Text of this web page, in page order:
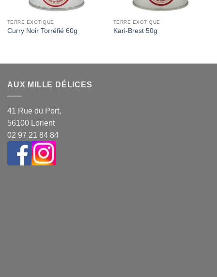
TERRE EXOTIQUE
Curry Noir Torréfié 60g
TERRE EXOTIQUE
Kari-Brest 50g
AUX MILLE DÉLICES
41 Rue du Port,
56100 Lorient
02 97 21 84 84